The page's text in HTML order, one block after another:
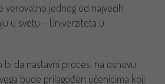
verovatno jednog od najvećih
u svetu – Univerziteta u
bi da nastavni proces, na osnovu
bude prilagođen učenicima koji